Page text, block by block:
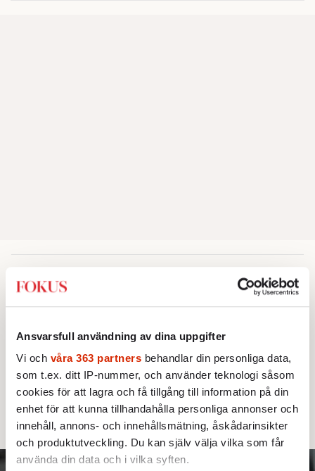
Ansvarsfull användning av dina uppgifter
Vi och våra 363 partners behandlar din personliga data,
som t.ex. ditt IP-nummer, och använder teknologi såsom
cookies för att lagra och få tillgång till information på din
enhet för att kunna tillhandahålla personliga annonser och
innehåll, annons- och innehållsmätning, åskådarinsikter
och produktutveckling. Du kan själv välja vilka som får
använda din data och i vilka syften.
AKTUELLT UTRIKES
Kan Rishi Sunak ro
En herkulesuppgift väntar Storbritanniens
nytillträdde premiärminister Rishi "dishy"
Sunak – den förste på posten som är hindu
och icke-vit.